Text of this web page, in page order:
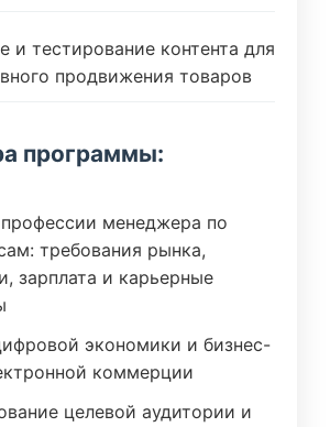
и тестирование контента для
продвижения товаров
программы:
менеджера по
требования рынка,
зарплата и карьерные
экономики и бизнес-
коммерции
целевой аудитории и